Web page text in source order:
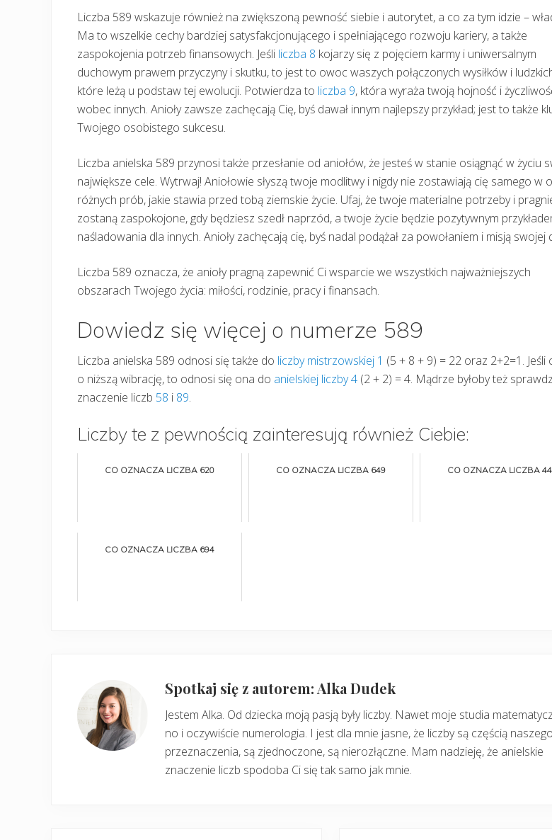
Liczba 589 wskazuje również na zwiększoną pewność siebie i autorytet, a co za tym idzie –
Ma to wszelkie cechy bardziej satysfakcjonującego i spełniającego rozwoju kariery, a także
zaspokojenia potrzeb finansowych. Jeśli liczba 8 kojarzy się z pojęciem karmy i uniwersalnym
duchowym prawem przyczyny i skutku, to jest to owoc waszych połączonych wysiłków i
które leżą u podstaw tej ewolucji. Potwierdza to liczba 9, która wyraża twoją hojność i
wobec innych. Anioły zawsze zachęcają Cię, byś dawał innym najlepszy przykład; jest to także
Twojego osobistego sukcesu.
Liczba anielska 589 przynosi także przesłanie od aniołów, że jesteś w stanie osiągnąć w życiu
największe cele. Wytrwaj! Aniołowie słyszą twoje modlitwy i nigdy nie zostawiają cię samego w
różnych prób, jakie stawia przed tobą ziemskie życie. Ufaj, że twoje materialne potrzeby i
zostaną zaspokojone, gdy będziesz szedł naprzód, a twoje życie będzie pozytywnym
naśladowania dla innych. Anioły zachęcają cię, byś nadal podążał za powołaniem i misją swojej
Liczba 589 oznacza, że anioły pragną zapewnić Ci wsparcie we wszystkich najważniejszych
obszarach Twojego życia: miłości, rodzinie, pracy i finansach.
Dowiedz się więcej o numerze 589
Liczba anielska 589 odnosi się także do liczby mistrzowskiej 1 (5 + 8 + 9) = 22 oraz 2+2=1. Jeśli
o niższą wibrację, to odnosi się ona do anielskiej liczby 4 (2 + 2) = 4. Mądrze byłoby też
znaczenie liczb 58 i 89.
Liczby te z pewnością zainteresują również Ciebie:
CO OZNACZA LICZBA 620 CO OZNACZA LICZBA 649 CO OZNACZA LICZBA
CO OZNACZA LICZBA 694
Spotkaj się z autorem: Alka Dudek
Jestem Alka. Od dziecka moją pasją były liczby. Nawet moje studia
no i oczywiście numerologia. I jest dla mnie jasne, że liczby są częścią naszego
przeznaczenia, są zjednoczone, są nierozłączne. Mam nadzieję, że anielskie
znaczenie liczb spodoba Ci się tak samo jak mnie.